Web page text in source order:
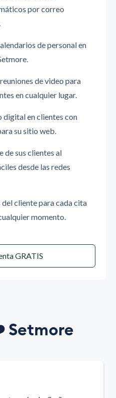
GRATIS
por correo
de personal en
de video para
en cualquier lugar.
en clientes con
su sitio web.
de sus clientes al
desde las redes
cliente para cada cita
momento.
Setmore